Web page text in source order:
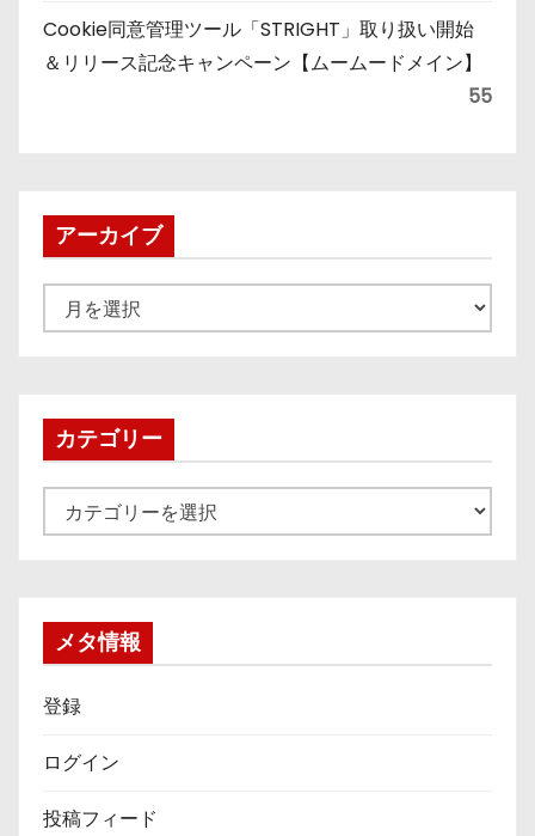
Cookie同意管理ツール「STRIGHT」取り扱い開始
＆リリース記念キャンペーン【ムームードメイン】
55
アーカイブ
ー
ブカテゴリー
テ
メタ情報
登録
ログイン
投稿フィード